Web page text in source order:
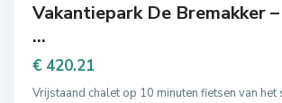
Vakantiepark De Bremakker
...
€ 420.21
Vrijstaand chalet op 10 minuten fietsen van het